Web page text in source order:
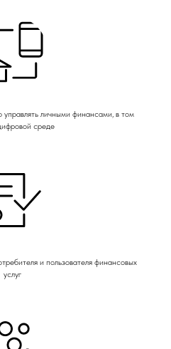
управлять личными финансами, в том
среде
и пользователя финансовых
услуг